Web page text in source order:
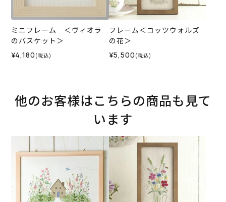
ミニフレーム ＜ヴィオラ
のバスケット＞
¥4,180 (税込)
フレーム＜コッツウォルズ
の花＞
¥5,500 (税込)
他のお客様はこちらの商品も見て
います